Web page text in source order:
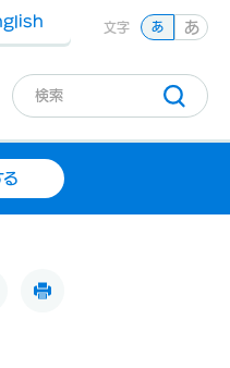
文字 あ あ
る